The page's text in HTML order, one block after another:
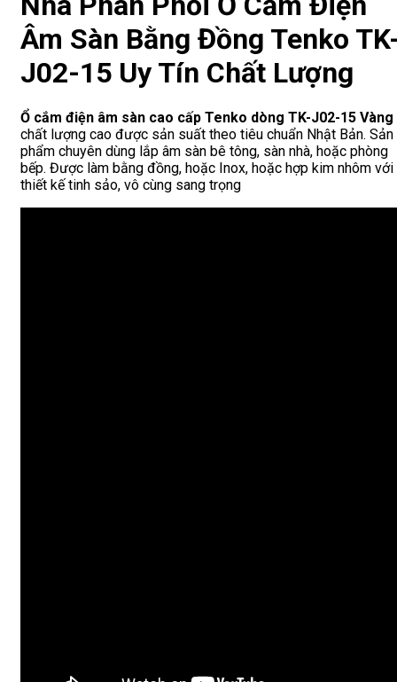
Âm Sàn Bằng Đồng Tenko
J02-15 Uy Tín Chất Lượng
Ổ cắm điện âm sàn cao cấp Tenko dòng TK-J02-15 Vàng
chất lượng cao được sản suất theo tiêu chuẩn Nhật Bản. Sản
phẩm chuyên dùng lắp âm sàn bê tông, sàn nhà, hoặc phòng
bếp. Được làm bằng đồng, hoặc Inox, hoặc hợp kim nhôm với
thiết kế tinh sảo, vô cùng sang trọng